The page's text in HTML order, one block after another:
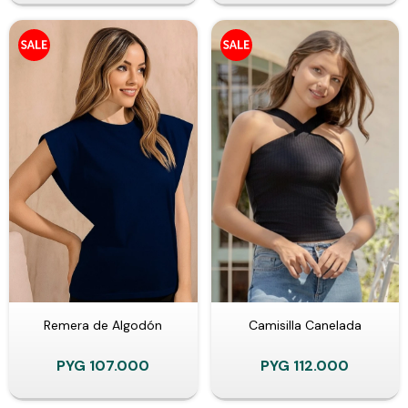
Remera de Algodón
PYG 107.000
Camisilla Canelada
PYG 112.000